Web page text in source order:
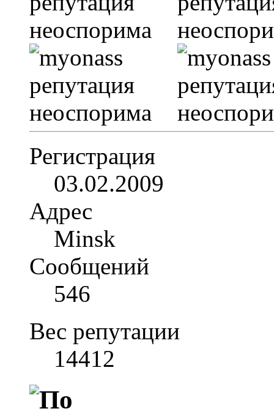
Регистрация
03.02.2009
Адрес
Minsk
Сообщений
546
Вес репутации
14412